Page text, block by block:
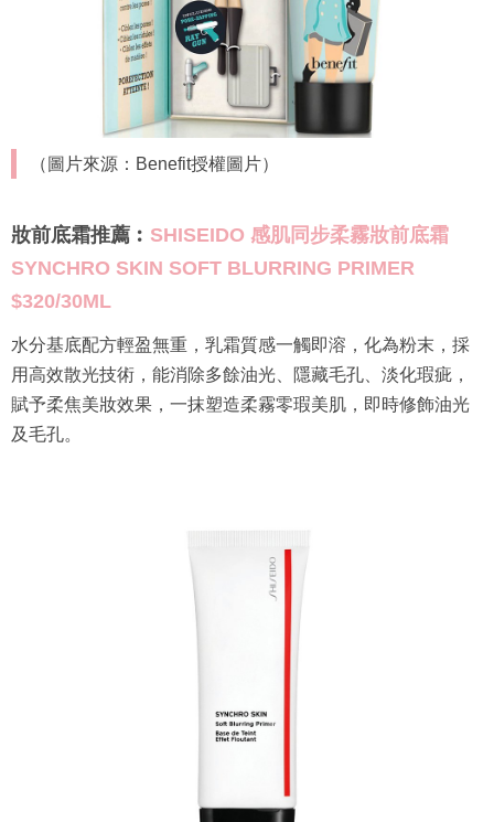
（圖片來源：Benefit授權圖片）
妝前底霜推薦︰ SHISEIDO 感肌同步柔霧妝前底霜
SYNCHRO SKIN SOFT BLURRING PRIMER
$320/30ML
水分基底配方輕盈無重，乳霜質感一觸即溶，化為粉末，採
用高效散光技術，能消除多餘油光、隱藏毛孔、淡化瑕疵，
賦予柔焦美妝效果，一抹塑造柔霧零瑕美肌，即時修飾油光
及毛孔。